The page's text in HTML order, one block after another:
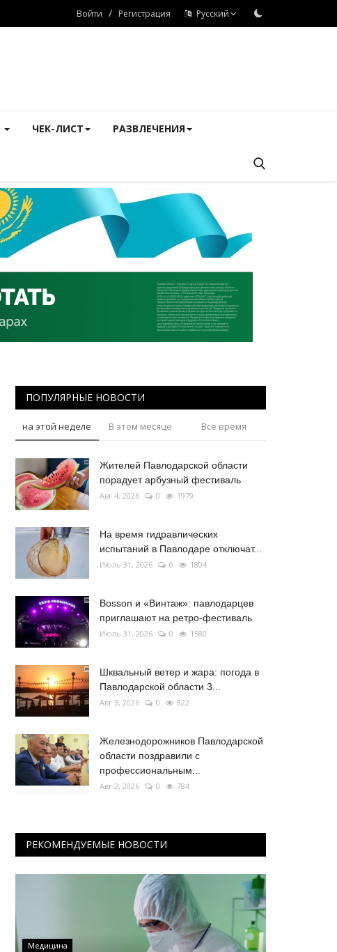
Войти / Регистрация Русский
ЧЕК-ЛИСТ РАЗВЛЕЧЕНИЯ
ПОПУЛЯРНЫЕ НОВОСТИ
на этой неделе В этом месяце Все время
Жителей Павлодарской области
порадует арбузный фестиваль
Авг 4, 2026 0 1979
На время гидравлических
испытаний в Павлодаре отключат...
Июль 31, 2026 0 1804
Bosson и «Винтаж»: павлодарцев
приглашают на ретро-фестиваль
Июль 31, 2026 0 1580
Шквальный ветер и жара: погода в
Павлодарской области 3...
Авг 3, 2026 0 822
Железнодорожников Павлодарской
области поздравили с
профессиональным...
Авг 2, 2026 0 784
РЕКОМЕНДУЕМЫЕ НОВОСТИ
Медицина